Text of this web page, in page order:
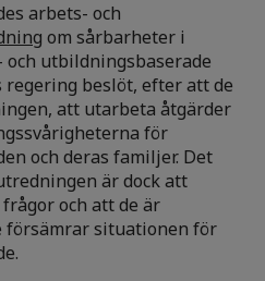
arbets- och
om sårbarheter i
utbildningsbaserade
beslöt, efter att de
att utarbeta åtgärder
för
och deras familjer. Det
är dock att
och att de är
situationen för